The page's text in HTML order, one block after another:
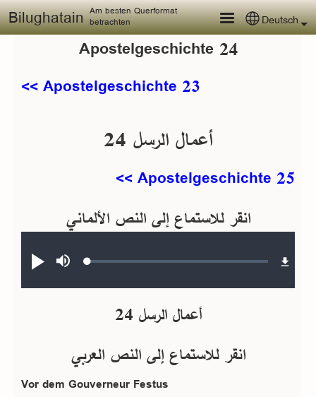
Skip to main content
Bilughatain Am besten Querformat
betrachten Select your
Deutsch
Apostelgeschichte 24
<< Apostelgeschichte 23
أعمال الرسل 24
Apostelgeschichte 25 >>
انقر للاستماع إلى النص الألماني
AbspielenStummLoaded:
أعمال الرسل 24
انقر للاستماع إلى النص العربي
Vor dem Gouverneur Festus